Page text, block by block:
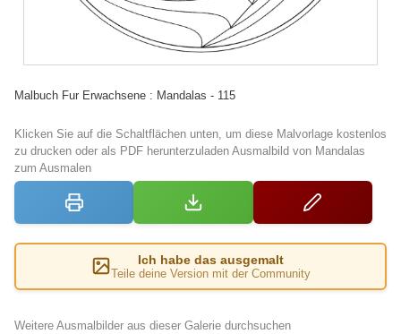
Malbuch Fur Erwachsene : Mandalas - 115
Klicken Sie auf die Schaltflächen unten, um diese Malvorlage kostenlos
zu drucken oder als PDF herunterzuladen Ausmalbild von Mandalas
zum Ausmalen
Ich habe das ausgemalt
Teile deine Version mit der Community
Weitere Ausmalbilder aus dieser Galerie durchsuchen